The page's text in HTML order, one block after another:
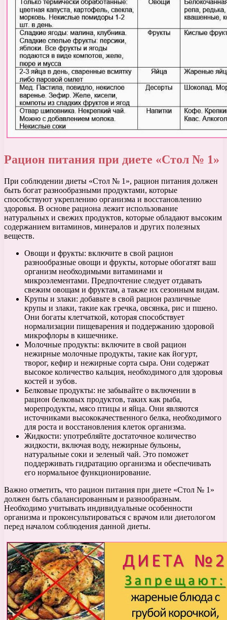
Рацион питания при диете «Стол № 1»
При соблюдении диеты «Стол № 1», рацион питания должен
быть богат разнообразными продуктами, которые
способствуют укреплению организма и восстановлению
здоровья. В основе рациона лежит использование
натуральных и свежих продуктов, которые обладают высоким
содержанием витаминов, минералов и других полезных
веществ.
Овощи и фрукты: включите в свой рацион
разнообразные овощи и фрукты, которые обогатят ваш
организм необходимыми витаминами и
микроэлементами. Предпочтение следует отдавать
свежим овощам и фруктам, а также их сезонным видам.
Крупы и злаки: добавьте в свой рацион различные
крупы и злаки, такие как гречка, овсянка, рис и пшено.
Они богаты клетчаткой, которая способствует
нормализации пищеварения и поддержанию здоровой
микрофлоры в кишечнике.
Молочные продукты: включите в свой рацион
нежирные молочные продукты, такие как йогурт,
творог, кефир и нежирные сорта сыра. Они содержат
высокое количество кальция, необходимого для здоровья
костей и зубов.
Белковые продукты: не забывайте о включении в
рацион белковых продуктов, таких как рыба,
морепродукты, мясо птицы и яйца. Они являются
источниками высококачественного белка, необходимого
для роста и восстановления клеток организма.
Жидкости: употребляйте достаточное количество
жидкости, включая воду, нежирные бульоны,
натуральные соки и зеленый чай. Это поможет
поддерживать гидратацию организма и обеспечивать
его нормальное функционирование.
Важно отметить, что рацион питания при диете «Стол № 1»
должен быть сбалансированным и разнообразным.
Необходимо учитывать индивидуальные особенности
организма и проконсультироваться с врачом или диетологом
перед началом соблюдения данной диеты.